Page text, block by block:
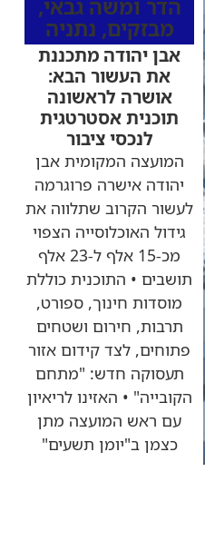
הדר ומשה גבאי,
מבזקים, נתניה
אבן יהודה מתכננת
את העשור הבא:
אושרה לראשונה
תוכנית אסטרטגית
לנכסי ציבור
המועצה המקומית אבן
יהודה אישרה פרוגרמה
לעשור הקרוב שתלווה את
גידול האוכלוסייה הצפוי
מכ-15 אלף ל-23 אלף
תושבים • התוכנית כוללת
מוסדות חינוך, ספורט,
תרבות, חירום ושטחים
פתוחים, לצד קידום אזור
תעסוקה חדש: "מתחם
הקובייה" • האזינו לריאיון
עם ראש המועצה מתן
כצמן ב"יומן תשעים"